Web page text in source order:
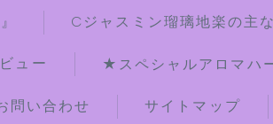
Cジャスミン瑠璃地楽の主
ュー ★スペシャルアロマハ
問い合わせ サイトマップ
ズと花の部屋
マハーブスパイス基材 プ